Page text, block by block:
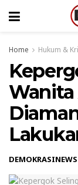
Home Hukum &
Wanita
DEMOKRASINEWS